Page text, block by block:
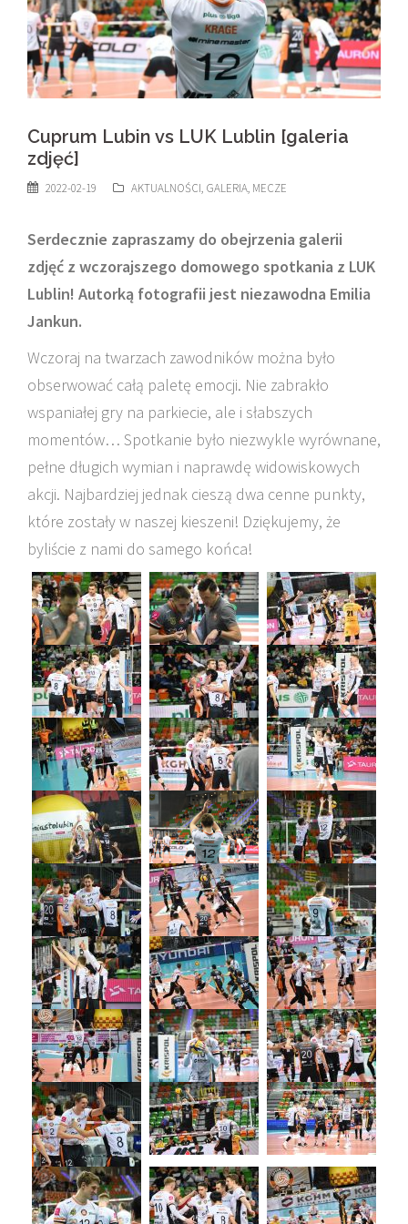
Cuprum Lubin vs LUK Lublin [galeria
zdjęć]
2022-02-19 AKTUALNOŚCI, GALERIA, MECZE
Serdecznie zapraszamy do obejrzenia galerii
zdjęć z wczorajszego domowego spotkania z LUK
Lublin! Autorką fotografii jest niezawodna Emilia
Jankun.
Wczoraj na twarzach zawodników można było
obserwować całą paletę emocji. Nie zabrakło
wspaniałej gry na parkiecie, ale i słabszych
momentów… Spotkanie było niezwykle wyrównane,
pełne długich wymian i naprawdę widowiskowych
akcji. Najbardziej jednak cieszą dwa cenne punkty,
które zostały w naszej kieszeni! Dziękujemy, że
byliście z nami do samego końca!